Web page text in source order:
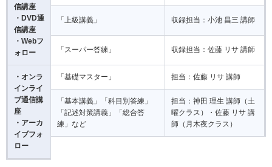
信講座
・DVD通
信講座
・Webフ
ォロー
「上級講義」 収録担当：小池 昌三 講師
「スーパー答練」 収録担当：佐藤 リサ 講師
・オンラ
インライ
ブ通信講
座
・アーカ
イブフォ
ロー
「基礎マスター」 担当：佐藤 リサ 講師
「基本講義」「科目別答練」
「記述対策講義」「総合答
練」など
担当：神田 理生 講師（土
曜クラス）・佐藤 リサ 講
師（月木夜クラス）